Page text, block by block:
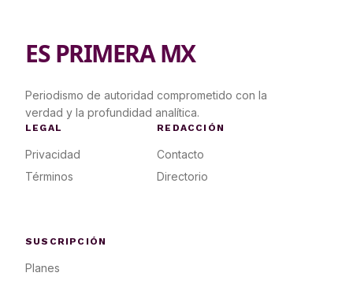
ES PRIMERA MX
Periodismo de autoridad comprometido con la
verdad y la profundidad analítica.
LEGAL
Privacidad
Términos
REDACCIÓN
Contacto
Directorio
SUSCRIPCIÓN
Planes